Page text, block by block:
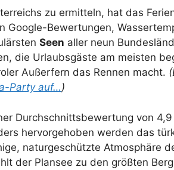
zu ermitteln, hat das
Google-Bewertungen,
Seen aller neun
die Urlaubsgäste am meisten
Außerfern das Rennen macht.
Party auf…)
Durchschnittsbewertung von
hervorgehoben werden das
naturgeschützte Atmosphäre
der Plansee zu den größten